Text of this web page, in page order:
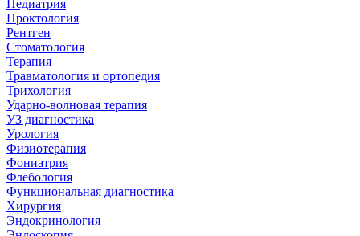
Педиатрия
Проктология
Рентген
Стоматология
Терапия
Травматология и ортопедия
Трихология
Ударно-волновая терапия
УЗ диагностика
Урология
Физиотерапия
Фониатрия
Флебология
Функциональная диагностика
Хирургия
Эндокринология